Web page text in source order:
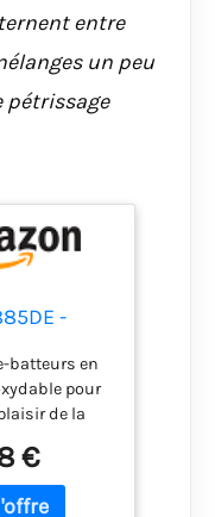
entre
un peu
pétrissage
-
batteurs en
pour
de la
à 575
meilleurs
€